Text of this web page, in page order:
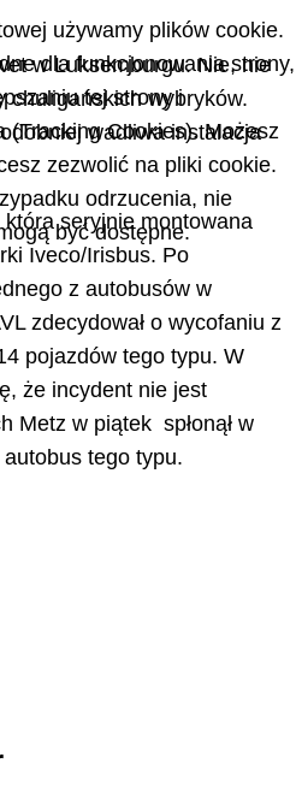
w Luksemburgu. Nie, nie
chuligańskich wybryków.
wadliwa instalacja
seryjnie montowana
Iveco/Irisbus. Po
z autobusów w
zdecydował o wycofaniu z
pojazdów tego typu. W
że incydent nie jest
Metz w piątek spłonął w
tego typu.
używamy plików cookie.
dla funkcjonowania strony,
tej strony i
(Tracking Cookies). Możesz
zezwolić na pliki cookie.
odrzucenia, nie
być dostępne.